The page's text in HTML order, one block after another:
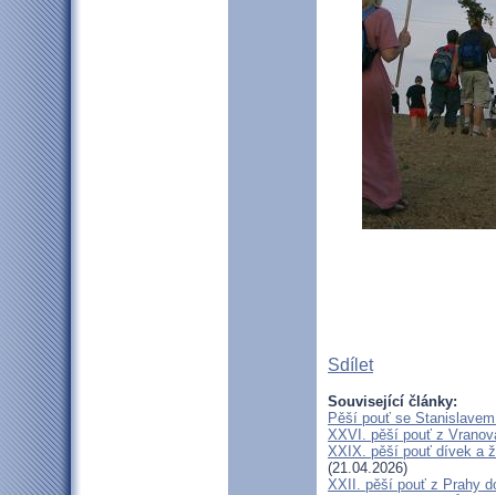
Sdílet
Související články:
Pěší pouť se
XXVI. pěší pouť z
XXIX. pěší pouť dívek a
(21.04.2026)
XXII. pěší pouť z Prahy